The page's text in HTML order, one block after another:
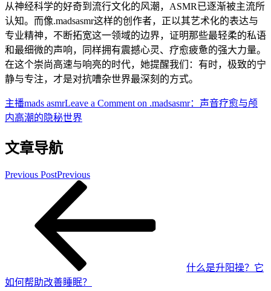
从神经科学的好奇到流行文化的风潮，ASMR已逐渐被主流所
认知。而像.madsasmr这样的创作者，正以其艺术化的表达与
专业精神，不断拓宽这一领域的边界，证明那些最轻柔的私语
和最细微的声响，同样拥有震撼心灵、疗愈疲惫的强大力量。
在这个崇尚高速与响亮的时代，她提醒我们：有时，极致的宁
静与专注，才是对抗嘈杂世界最深刻的方式。
主播mads asmrLeave a Comment on .madsasmr：声音疗愈与颅
内高潮的隐秘世界
文章导航
Previous PostPrevious
什么是升阳操？它
如何帮助改善睡眠？